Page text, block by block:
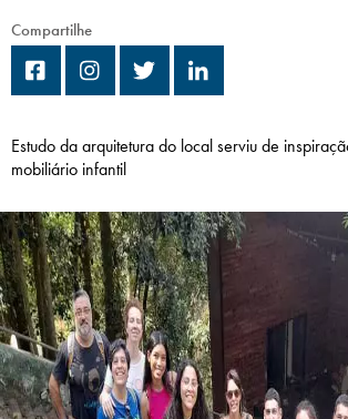
Campi/Unidades
Atendimento (21) 2574 8888
Conclua sua Matrícula
ÁREA DO ALUNO
Compartilhe
Estudo da arquitetura do local serviu de
mobiliário infantil